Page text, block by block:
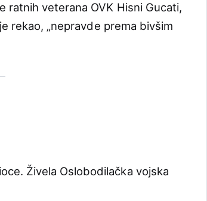
ratnih veterana OVK Hisni Gucati,
rekao, „nepravde prema bivšim
Živela Oslobodilačka vojska